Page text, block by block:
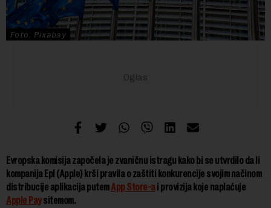
Foto: Pixabay
Evropska komisija započela je zvaničnu istragu kako bi se utvrdilo da li
kompanija Epl (Apple) krši pravila o zaštiti konkurencije svojim načinom
distribucije aplikacija putemApp Store-ai provizija koje naplaćuje
Apple Paysitemom.